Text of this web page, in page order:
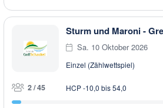
Sturm und Maroni -
Sa. 10 Oktober 2026
Einzel (Zählwettspiel)
2 / 45 HCP -10,0 bis 54,0